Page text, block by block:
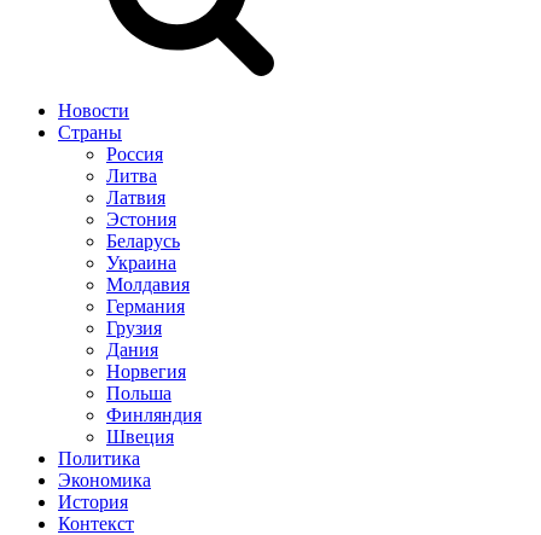
Новости
Страны
Россия
Литва
Латвия
Эстония
Беларусь
Украина
Молдавия
Германия
Грузия
Дания
Норвегия
Польша
Финляндия
Швеция
Политика
Экономика
История
Контекст